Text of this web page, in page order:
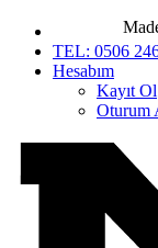
Maden
TEL: 0506
Hesabım
Kayıt Ol
Oturum